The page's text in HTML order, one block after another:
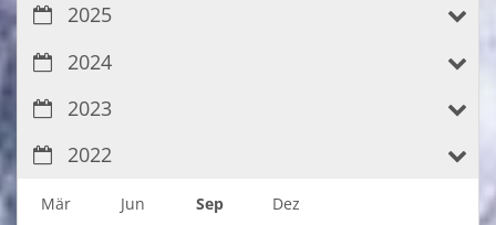
2025
2024
2023
2022
Mär Jun Sep Dez